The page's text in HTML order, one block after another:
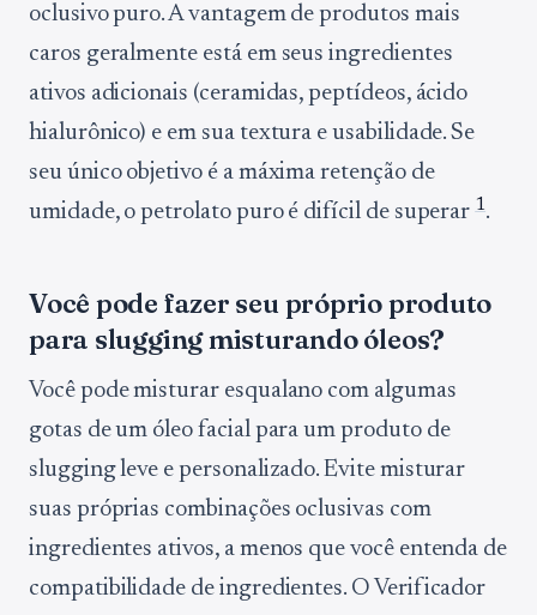
oclusivo puro. A vantagem de produtos mais
caros geralmente está em seus ingredientes
ativos adicionais (ceramidas, peptídeos, ácido
hialurônico) e em sua textura e usabilidade. Se
seu único objetivo é a máxima retenção de
umidade, o petrolato puro é difícil de superar1.
Você pode fazer seu próprio produto
para slugging misturando óleos?
Você pode misturar esqualano com algumas
gotas de um óleo facial para um produto de
slugging leve e personalizado. Evite misturar
suas próprias combinações oclusivas com
ingredientes ativos, a menos que você entenda de
compatibilidade de ingredientes. O Verificador